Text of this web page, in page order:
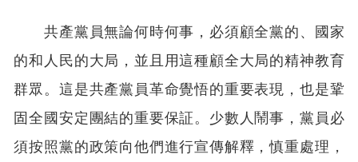
共產黨員無論何時何事，必須顧全黨的、國家
的和人民的大局，並且用這種顧全大局的精神教育
群眾。這是共產黨員革命覺悟的重要表現，也是鞏
固全國安定團結的重要保証。少數人鬧事，黨員必
須按照黨的政策向他們進行宣傳解釋，慎重處理，